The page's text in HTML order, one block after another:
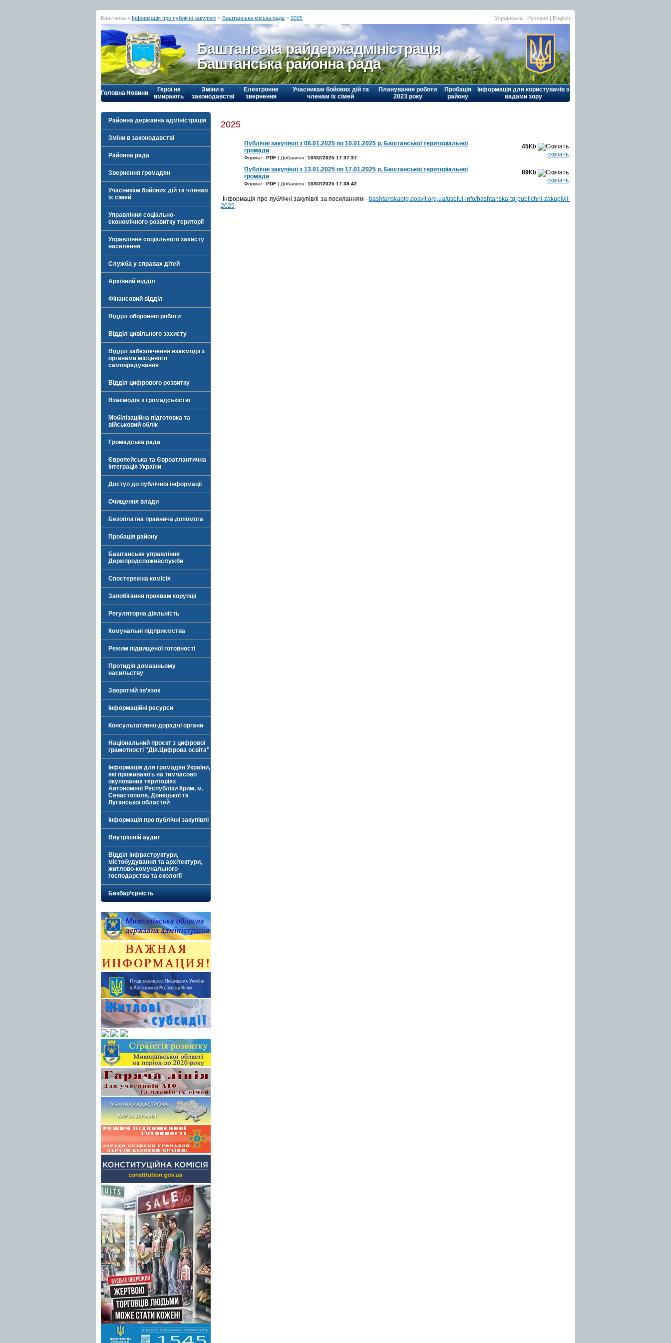
Баштанка » Інформація про публічні закупівлі » Баштанська міська рада » 2025 Українська | Русский | English
Баштанська райдержадміністрація
Баштанська районна рада
Головна Новини
Герої не
вмирають
Зміни в
законодавстві
Електронне
звернення
Учасникам бойових дій та
членам їх сімей
Планування роботи
2023 року
Пробація
району
Інформація для користувачів з
вадами зору
Районна державна адміністрація
Зміни в законодавстві
Районна рада
Звернення громадян
Учасникам бойових дій та членам
їх сімей
Управління соціально-
економічного розвитку території
Управління соціального захисту
населення
Служба у справах дітей
Архівний відділ
Фінансовий відділ
Відділ оборонної роботи
Відділ цивільного захисту
Відділ забезпечення взаємодії з
органами місцевого
самоврядування
Відділ цифрового розвитку
Взаємодія з громадськістю
Мобілізаційна підготовка та
військовий облік
Громадська рада
Європейська та Євроатлантична
інтеграція України
Доступ до публічної інформації
Очищення влади
Безоплатна правнича допомога
Пробація району
Баштанське управління
Держпродспоживслужби
Спостережна комісія
Запобігання проявам корупції
Регуляторна діяльність
Комунальні підприємства
Режим підвищеної готовності
Протидія домашньому
насильству
Зворотній зв'язок
Інформаційні ресурси
Консультативно-дорадчі органи
Національний проєкт з цифрової
грамотності "Дія.Цифрова освіта"
Інформація для громадян України,
які проживають на тимчасово
окупованих територіях
Автономної Республіки Крим, м.
Севастополя, Донецької та
Луганської областей
Інформація про публічні закупівлі
Внутрішній аудит
Відділ інфраструктури,
містобудування та архітектури,
житлово-комунального
господарства та екології
Безбар’єрність
2025
Публічні закупівлі з 06.01.2025 по 10.01.2025 р. Баштанської територіальної
громади
Формат: PDF | Добавлен: 10/02/2025 17:37:37
45Kb
скачать
Публічні закупівлі з 13.01.2025 по 17.01.2025 р. Баштанської територіальної
громади
Формат: PDF | Добавлен: 10/02/2025 17:38:42
89Kb
скачать
Інформація про публічні закупівлі за посиланням - bashtanskaotg.dosvit.org.ua/useful-info/bashtanska-tg-publichni-zakupivli-
2025